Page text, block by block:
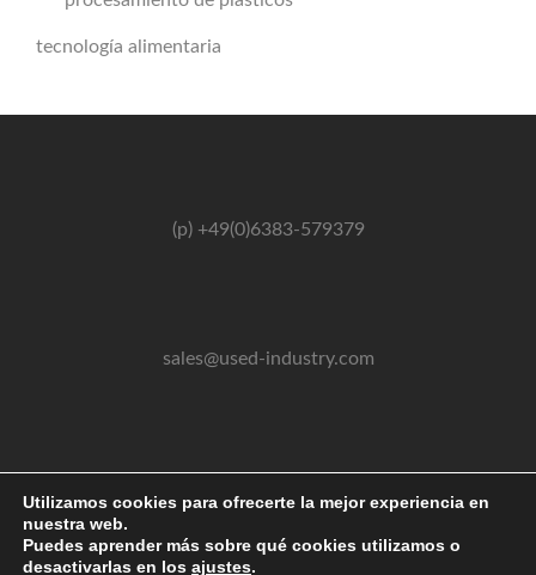
tecnología alimentaria
(p) +49(0)6383-579379
sales@used-industry.com
Utilizamos cookies para ofrecerte la mejor experiencia en
nuestra web.
Puedes aprender más sobre qué cookies utilizamos o
desactivarlas en los ajustes.